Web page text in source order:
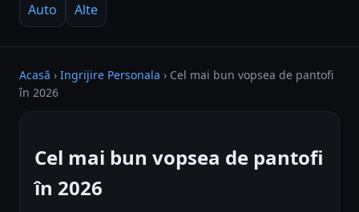
Auto
Alte
Acasă › Ingrijire Personala › Cel mai bun vopsea de pantofi
în 2026
Cel mai bun vopsea de pantofi
în 2026